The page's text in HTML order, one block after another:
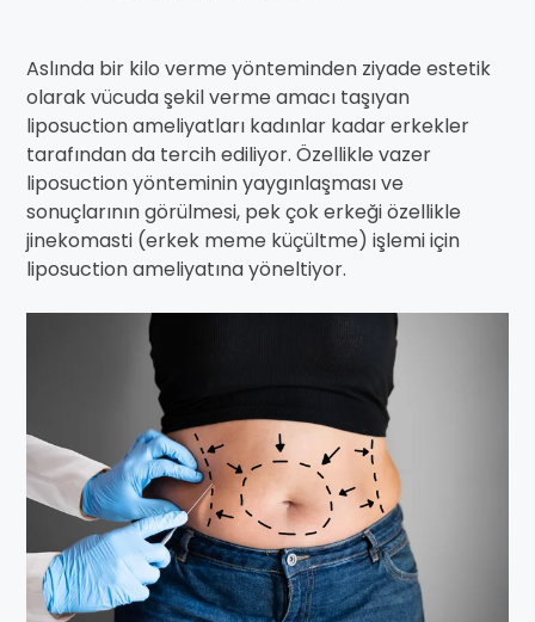
Aslında bir kilo verme yönteminden ziyade estetik
olarak vücuda şekil verme amacı taşıyan
liposuction ameliyatları kadınlar kadar erkekler
tarafından da tercih ediliyor. Özellikle vazer
liposuction yönteminin yaygınlaşması ve
sonuçlarının görülmesi, pek çok erkeği özellikle
jinekomasti (erkek meme küçültme) işlemi için
liposuction ameliyatına yöneltiyor.